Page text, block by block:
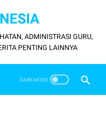
ADMINISTRASI GURU,
PENTING LAINNYA